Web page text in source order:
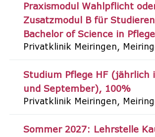
Praxismodul Wahlpflicht
Zusatzmodul B für
Bachelor of Science in Pflege
Privatklinik Meiringen
Studium Pflege HF (jährlich
und September)
100%
Privatklinik Meiringen
Sommer 2027: Lehrstelle